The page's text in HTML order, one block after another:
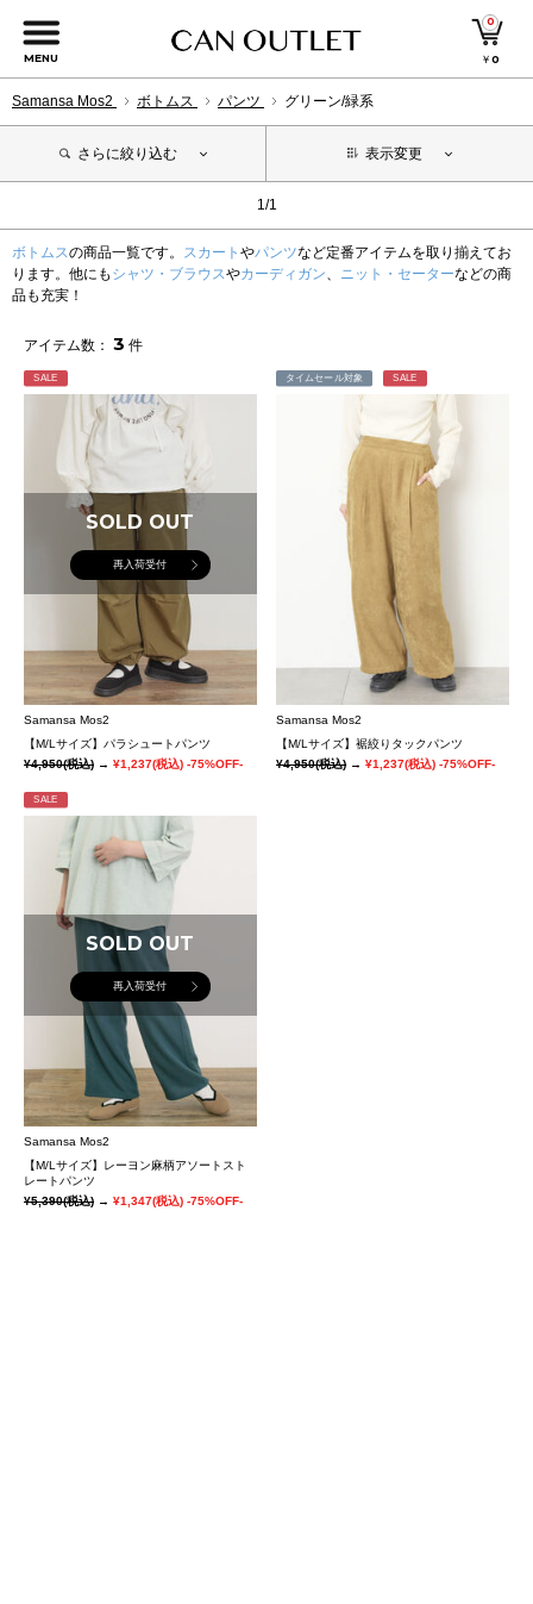
MENU
0
￥0
Samansa Mos2 ボトムス パンツ グリーン/緑系
さらに絞り込む 表示変更
1/1
ボトムスの商品一覧です。 スカート やパンツなど定番アイテムを取り揃えてお
ります。他にも シャツ・ブラウスやカーディガン、 ニット・セーターなどの商
品も充実！
アイテム数： 3 件
SALE
SOLD OUT
再入荷受付
Samansa Mos2
【M/Lサイズ】パラシュートパンツ
¥4,950(税込) → ¥1,237(税込) -75%OFF-
タイムセール対象 SALE
Samansa Mos2
【M/Lサイズ】裾絞りタックパンツ
¥4,950(税込)→¥1,237(税込) -75%OFF-
SALE
SOLD OUT
再入荷受付
Samansa Mos2
【M/Lサイズ】レーヨン麻柄アソートスト
レートパンツ
¥5,390(税込) → ¥1,347(税込) -75%OFF-